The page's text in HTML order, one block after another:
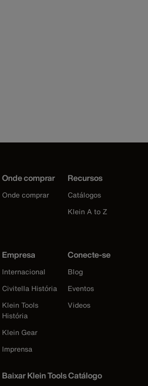
Onde comprar
Onde comprar
Recursos
Catálogos
Klein A to Z
Empresa
Internacional
Civitella História
Klein Tools
História
Klein Gear
Imprensa
Conecte-se
Blog
Eventos
Videos
Baixar Klein Tools Catálogo